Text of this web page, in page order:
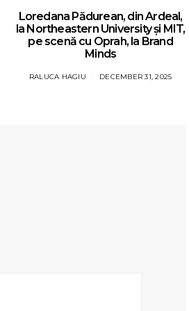
Loredana Pădurean, din Ardeal,
la Northeastern University și MIT,
pe scenă cu Oprah, la Brand
Minds
RALUCA HAGIU DECEMBER 31, 2025